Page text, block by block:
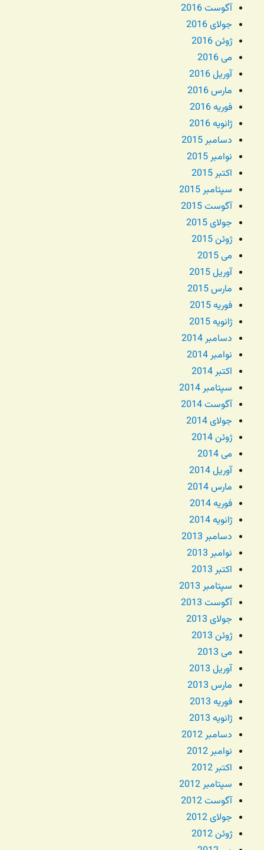
آگوست 2016
جولای 2016
ژوئن 2016
می 2016
آوریل 2016
مارس 2016
فوریه 2016
ژانویه 2016
دسامبر 2015
نوامبر 2015
اکتبر 2015
سپتامبر 2015
آگوست 2015
جولای 2015
ژوئن 2015
می 2015
آوریل 2015
مارس 2015
فوریه 2015
ژانویه 2015
دسامبر 2014
نوامبر 2014
اکتبر 2014
سپتامبر 2014
آگوست 2014
جولای 2014
ژوئن 2014
می 2014
آوریل 2014
مارس 2014
فوریه 2014
ژانویه 2014
دسامبر 2013
نوامبر 2013
اکتبر 2013
سپتامبر 2013
آگوست 2013
جولای 2013
ژوئن 2013
می 2013
آوریل 2013
مارس 2013
فوریه 2013
ژانویه 2013
دسامبر 2012
نوامبر 2012
اکتبر 2012
سپتامبر 2012
آگوست 2012
جولای 2012
ژوئن 2012